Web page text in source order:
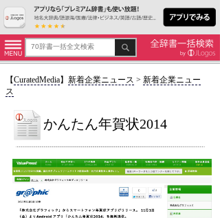
【CuratedMedia】 新着企業ニュース > 新着企業ニュー
ス
かんたん年賀状2014